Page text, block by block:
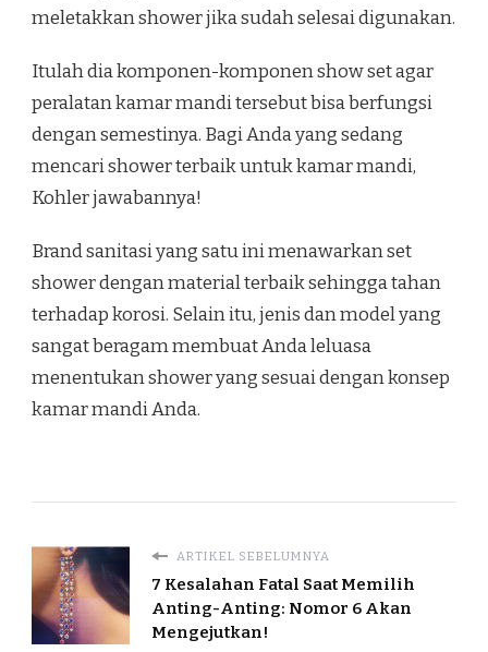
meletakkan shower jika sudah selesai digunakan.
Itulah dia komponen-komponen show set agar
peralatan kamar mandi tersebut bisa berfungsi
dengan semestinya. Bagi Anda yang sedang
mencari shower terbaik untuk kamar mandi,
Kohler jawabannya!
Brand sanitasi yang satu ini menawarkan set
shower dengan material terbaik sehingga tahan
terhadap korosi. Selain itu, jenis dan model yang
sangat beragam membuat Anda leluasa
menentukan shower yang sesuai dengan konsep
kamar mandi Anda.
ARTIKEL SEBELUMNYA
7 Kesalahan Fatal Saat Memilih
Anting-Anting: Nomor 6 Akan
Mengejutkan!